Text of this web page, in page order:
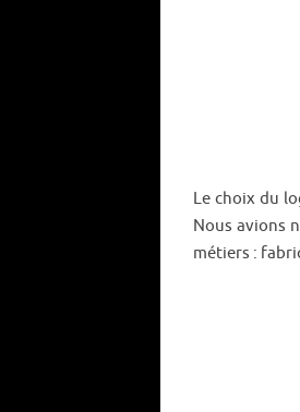
Le choix du
Nous avions
métiers :